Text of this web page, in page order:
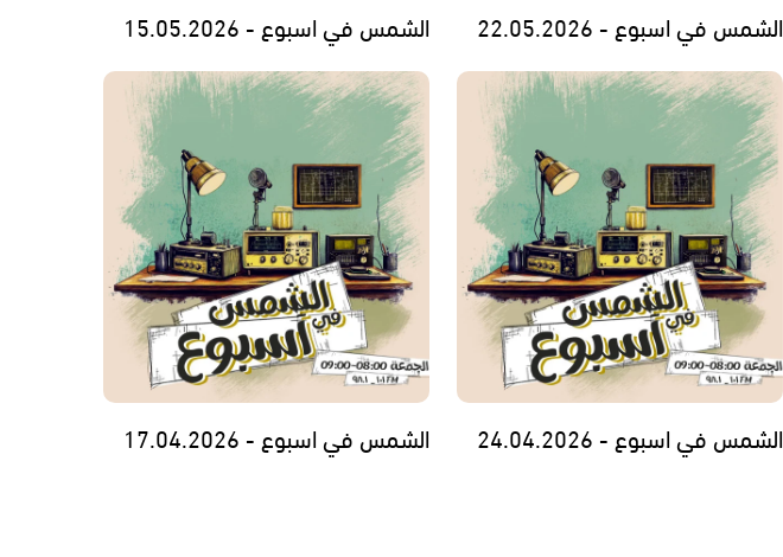
الشمس في اسبوع - 22.05.2026 الشمس في اسبوع - 15.05.2026
الشمس في اسبوع - 24.04.2026 الشمس في اسبوع - 17.04.2026